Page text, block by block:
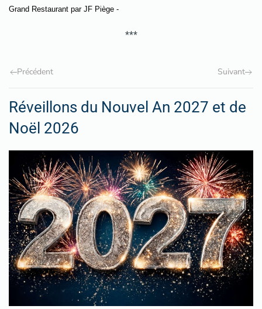
Grand Restaurant par JF Piège -
***
Précédent Suivant
Réveillons du Nouvel An 2027 et de
Noël 2026